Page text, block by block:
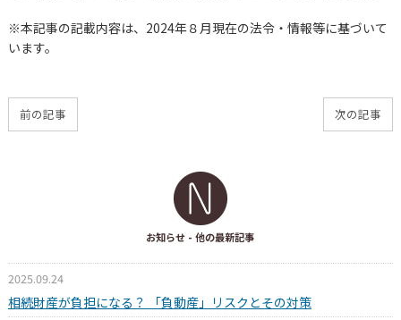
※本記事の記載内容は、2024年８月現在の法令・情報等に基づいて
います。
前の記事 次の記事
お知らせ - 他の最新記事
2025.09.24
相続財産が負担になる？ 「負動産」リスクとその対策